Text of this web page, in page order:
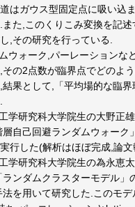
はガウス型固定点に吸い込
た,このくりこみ変換を記
,その研究を行っている.
ウォーク,パーレーションな
の2点数が臨界点でどのよ
果として,「平均場的な臨界
学研究科大学院生の大野正
自己回避ランダムウォーク
行した(解析はほぼ完成,論
学研究科大学院生の為永恵
ンダムクラスターモデル」
を用いて研究した.このモ